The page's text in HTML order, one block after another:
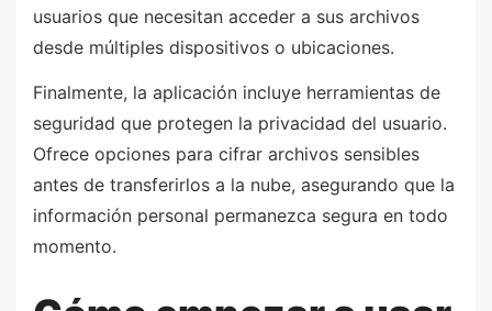
usuarios que necesitan acceder a sus archivos
desde múltiples dispositivos o ubicaciones.
Finalmente, la aplicación incluye herramientas de
seguridad que protegen la privacidad del usuario.
Ofrece opciones para cifrar archivos sensibles
antes de transferirlos a la nube, asegurando que la
información personal permanezca segura en todo
momento.